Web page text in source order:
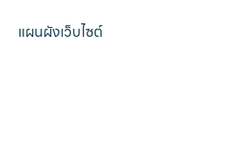
แผนผังเว็บไซต์